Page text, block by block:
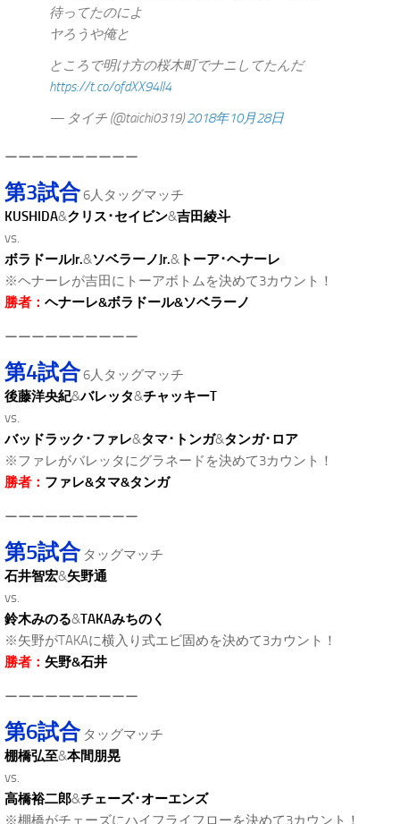
待ってたのによ
ヤろうや俺と
ところで明け方の桜木町でナニしてたんだ
https://t.co/ofdXX94Il4
— タイチ (@taichi0319)2018年10月28日
ーーーーーーーーーー
第3試合6人タッグマッチ
KUSHIDA&クリス･セイビン&吉田綾斗
vs.
ボラドールJr.&ソベラーノJr.& トーア･ヘナーレ
※ヘナーレが吉田にトーアボトムを決めて3カウント！
勝者： ヘナーレ&ボラドール&ソベラーノ
ーーーーーーーーーー
第4試合6人タッグマッチ
後藤洋央紀&バレッタ&チャッキーT
vs.
バッドラック･ファレ&タマ･トンガ&タンガ･ロア
※ファレがバレッタにグラネードを決めて3カウント！
勝者： ファレ&タマ&タンガ
ーーーーーーーーーー
第5試合タッグマッチ
石井智宏&矢野通
vs.
鈴木みのる&TAKAみちのく
※矢野がTAKAに横入り式エビ固めを決めて3カウント！
勝者： 矢野&石井
ーーーーーーーーーー
第6試合タッグマッチ
棚橋弘至&本間朋晃
vs.
高橋裕二郎&チェーズ･オーエンズ
※棚橋がチェーズにハイフライフローを決めて3カウント！